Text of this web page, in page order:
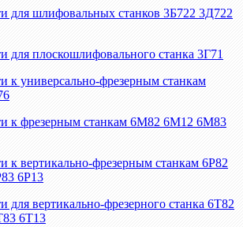
для шлифовальных станков 3Б722 3Д722
для плоскошлифовального станка 3Г71
к универсально-фрезерным станкам
к фрезерным станкам 6М82 6М12 6М83
к вертикально-фрезерным станкам 6Р82
6Р13
для вертикально-фрезерного станка 6Т82
6Т13